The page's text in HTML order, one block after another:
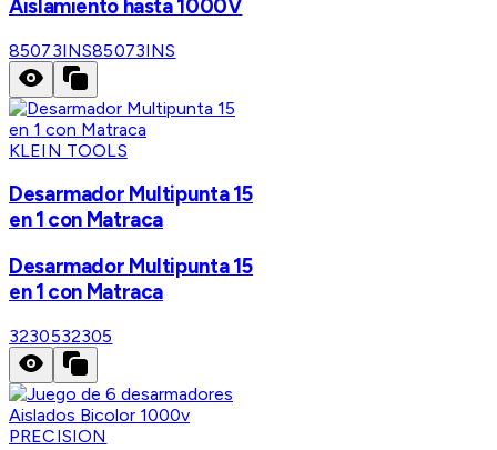
Aislamiento hasta 1000V
85073INS85073INS
KLEIN TOOLS
Desarmador Multipunta 15
en 1 con Matraca
Desarmador Multipunta 15
en 1 con Matraca
3230532305
PRECISION